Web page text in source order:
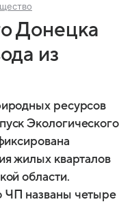
Донецка
из
ресурсов
Экологического
жилых кварталов
области.
ЧП названы четыре